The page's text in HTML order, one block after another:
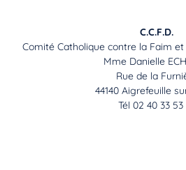
C.C.F.D.
Comité Catholique contre la Faim
Mme Danielle
Rue de la
44140 Aigrefeuille
Tél 02 40 33 53